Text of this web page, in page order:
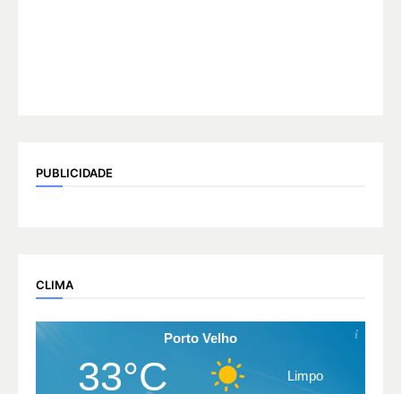
PUBLICIDADE
CLIMA
Porto Velho
33°C Limpo